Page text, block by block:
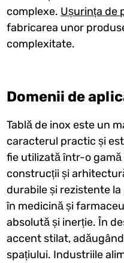
complexe. Ușurința de
fabricarea unor
complexitate.
Domenii de
Tablă de inox este un
caracterul practic și
fie utilizată într-o
construcții și
durabile și rezistente
în medicină și
absolută și inerție. În
accent stilat,
spațiului. Industriile